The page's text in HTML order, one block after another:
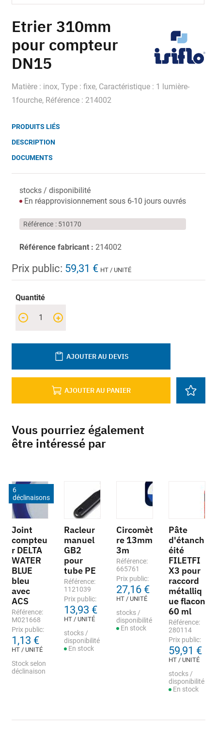
to
the
beginning
of
the
gallery
Etrier 310mm
pour compteur
DN15
Matière : inox, Type : fixe, Caractéristique : 1 lumière-
1fourche, Référence : 214002
PRODUITS LIÉS
DESCRIPTION
DOCUMENTS
stocks / disponibilité
En réapprovisionnement sous 6-10 jours ouvrés
Référence 510170
Référence fabricant : 214002
Prix public: 59,31 € HT / UNITÉ
Quantité
+
-
AJOUTER AU PANIER
AJOUTER AU DEVIS
Vous pourriez également
être intéressé par
6
déclinaisons
Joint
compteu
r DELTA
WATER
BLUE
bleu
avec
ACS
Référence:
M021668
Prix public:
1,13 €
HT / UNITÉ
Stock selon
déclinaison
Racleur
manuel
GB2
pour
tube PE
Référence:
1121039
Prix public:
13,93 €
HT / UNITÉ
stocks /
disponibilité
En stock
Circomèt
re 13mm
3m
Référence:
665761
Prix public:
27,16 €
HT / UNITÉ
stocks /
disponibilité
En stock
Pâte
d'étanch
éité
FILETFI
X3 pour
raccord
métalliq
ue flacon
60 ml
Référence:
280114
Prix public:
59,91 €
HT / UNITÉ
stocks /
disponibilité
En stock